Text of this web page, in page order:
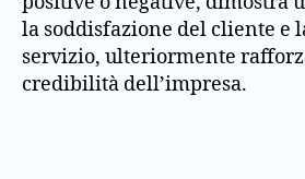
la soddisfazione del cliente e
servizio, ulteriormente
credibilità dell’impresa.